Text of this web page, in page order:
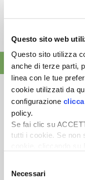
Questo sito web
Questo sito utilizza
anche di terze parti,
linea con le tue
cookie utilizzati da
configurazione
policy.
Se fai clic su
tutti i cookie. Se non
desideri accettare e
delNecessari
Saldi Pac: ogni
3 Agosto 2026
tempistica